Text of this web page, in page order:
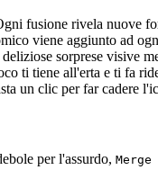
fusione rivela nuove
viene aggiunto ad
sorprese visive
ti tiene all'erta e ti fa
un clic per far cadere
per l'assurdo,